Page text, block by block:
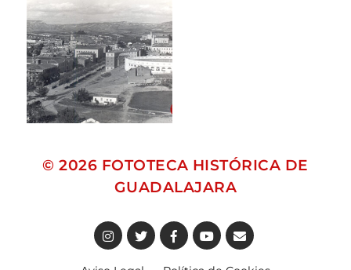
© 2026 FOTOTECA HISTÓRICA DE
GUADALAJARA